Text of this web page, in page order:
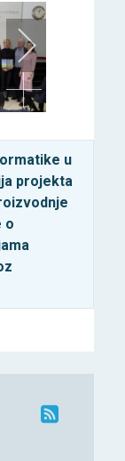
u
projekta
o